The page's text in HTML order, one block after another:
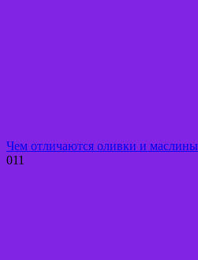
Чем отличаются оливки и
011